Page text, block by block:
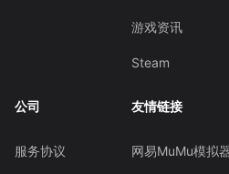
游戏资讯
Steam
公司
服务协议
友情链接
网易MuMu模拟